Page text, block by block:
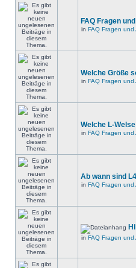
FAQ Fragen
in FAQ Fragen und
Welche Größe
in FAQ Fragen und
Welche L-
in FAQ Fragen und
Ab wann sind
in FAQ Fragen und
in FAQ Fragen und